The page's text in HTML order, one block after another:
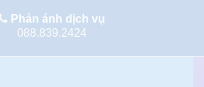
Phản ánh dịch vụ
088.839.2424